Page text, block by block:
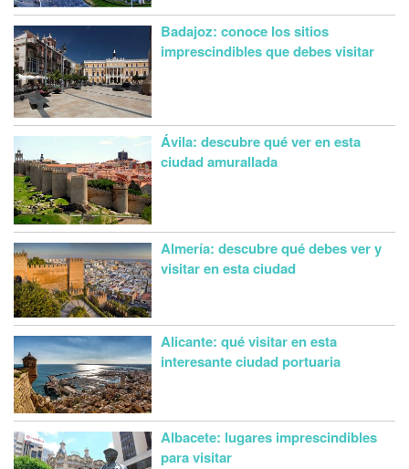
Badajoz: conoce los sitios
imprescindibles que debes visitar
Ávila: descubre qué ver en esta
ciudad amurallada
Almería: descubre qué debes ver y
visitar en esta ciudad
Alicante: qué visitar en esta
interesante ciudad portuaria
Albacete: lugares imprescindibles
para visitar